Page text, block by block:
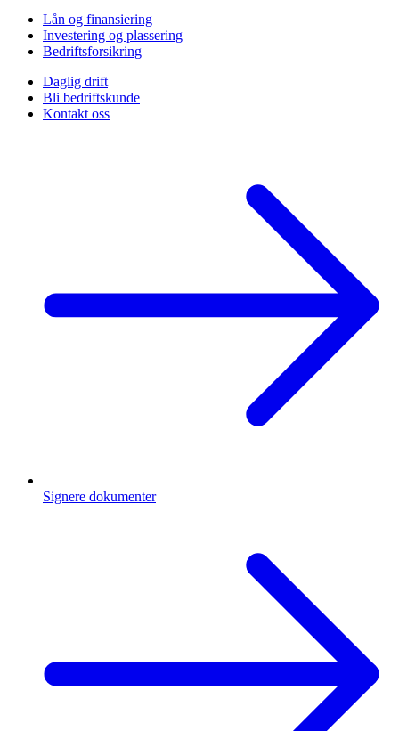
Lån og finansiering
Investering og plassering
Bedriftsforsikring
Daglig drift
Bli bedriftskunde
Kontakt oss
Signere dokumenter